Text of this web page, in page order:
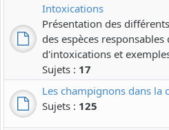
Intoxications
Présentation des
des espèces
d'intoxications et
Sujets : 17
Les champignons dans la
Sujets : 125